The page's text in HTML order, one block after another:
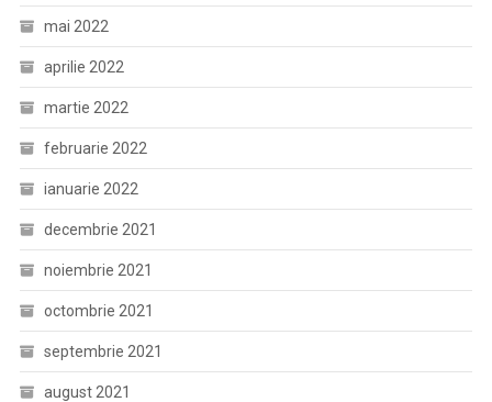
mai 2022
aprilie 2022
martie 2022
februarie 2022
ianuarie 2022
decembrie 2021
noiembrie 2021
octombrie 2021
septembrie 2021
august 2021